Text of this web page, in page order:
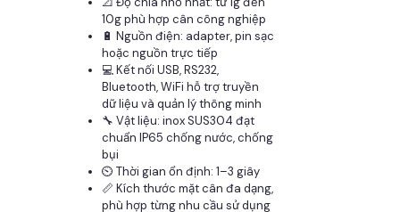
10g phù hợp cân công nghiệp
🔋 Nguồn điện: adapter, pin sạc
hoặc nguồn trực tiếp
💻 Kết nối USB, RS232,
Bluetooth, WiFi hỗ trợ truyền
dữ liệu và quản lý thông minh
🔧 Vật liệu: inox SUS304 đạt
chuẩn IP65 chống nước, chống
bụi
⏲️ Thời gian ổn định: 1–3 giây
📏 Kích thước mặt cân đa dạng,
phù hợp từng nhu cầu sử dụng